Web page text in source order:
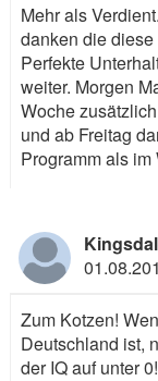
Mehr als
danken die
Perfekte
weiter. Morgen
Woche
und ab Freitag
Programm als im
Zum Kotzen!
Deutschland ist,
der IQ auf unter 0!